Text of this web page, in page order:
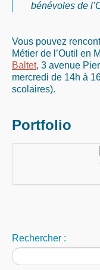
bénévoles de
Vous pouvez
Métier de l’Outil en
Baltet, 3 avenue
mercredi de 14h à
scolaires).
Portfolio
Rechercher :